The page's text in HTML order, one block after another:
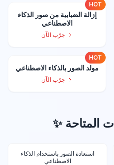
HOT
إزالة الضبابية من صور الذكاء
الاصطناعي
جرّب الآن
HOT
مولد الصور بالذكاء الاصطناعي
جرّب الآن
المتاحة
استعادة الصور باستخدام الذكاء
الاصطناعي